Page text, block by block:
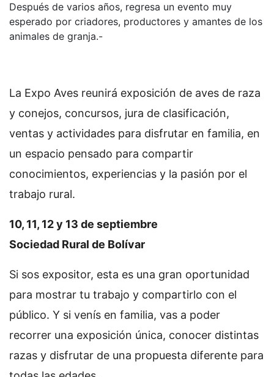
Después de varios años, regresa un evento muy
esperado por criadores, productores y amantes de los
animales de granja.-
La Expo Aves reunirá exposición de aves de raza
y conejos, concursos, jura de clasificación,
ventas y actividades para disfrutar en familia, en
un espacio pensado para compartir
conocimientos, experiencias y la pasión por el
trabajo rural.
10, 11, 12 y 13 de septiembre
Sociedad Rural de Bolívar
Si sos expositor, esta es una gran oportunidad
para mostrar tu trabajo y compartirlo con el
público. Y si venís en familia, vas a poder
recorrer una exposición única, conocer distintas
razas y disfrutar de una propuesta diferente para